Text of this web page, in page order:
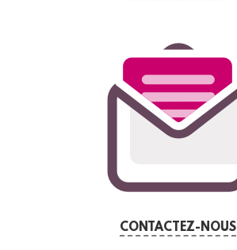
CONTACTEZ-NOUS